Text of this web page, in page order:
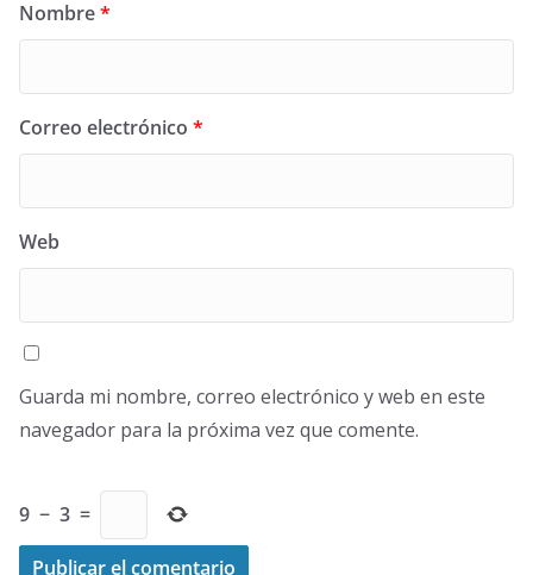
Nombre*
Correo electrónico *
Web
Guarda mi nombre, correo electrónico y web en este
navegador para la próxima vez que comente.
9 − 3 =